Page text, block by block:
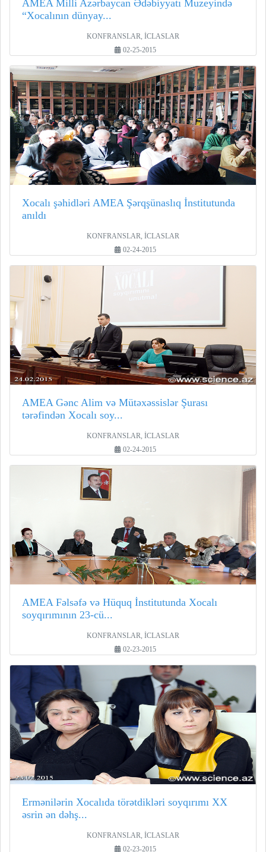
AMEA Milli Azərbaycan Ədəbiyyatı Muzeyində
“Xocalının dünyay...
KONFRANSLAR, İCLASLAR
02-25-2015
Xocalı şəhidləri AMEA Şərqşünaslıq İnstitutunda
anıldı
KONFRANSLAR, İCLASLAR
02-24-2015
AMEA Gənc Alim və Mütəxəssislər Şurası
tərəfindən Xocalı soy...
KONFRANSLAR, İCLASLAR
02-24-2015
AMEA Fəlsəfə və Hüquq İnstitutunda Xocalı
soyqırımının 23-cü...
KONFRANSLAR, İCLASLAR
02-23-2015
Ermənilərin Xocalıda törətdikləri soyqırımı XX
əsrin ən dəhş...
KONFRANSLAR, İCLASLAR
02-23-2015